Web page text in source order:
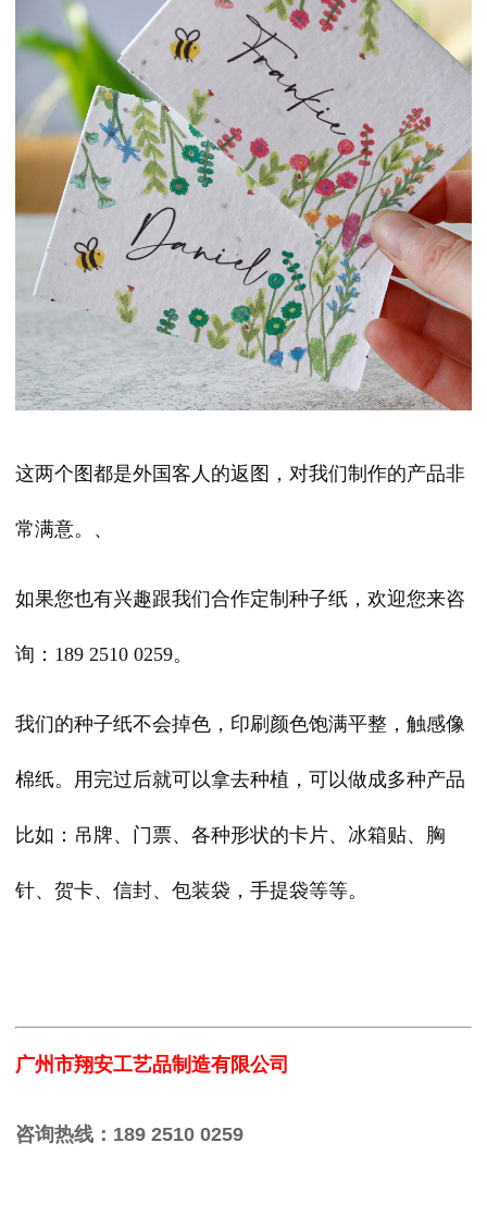
这两个图都是外国客人的返图，对我们制作的产品非
常满意。、
如果您也有兴趣跟我们合作定制种子纸，欢迎您来咨
询：189 2510 0259。
我们的种子纸不会掉色，印刷颜色饱满平整，触感像
棉纸。用完过后就可以拿去种植，可以做成多种产品
比如：吊牌、门票、各种形状的卡片、冰箱贴、胸
针、贺卡、信封、包装袋，手提袋等等。
广州市翔安工艺品制造有限公司
咨询热线：189 2510 0259